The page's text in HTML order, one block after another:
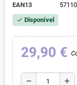
EAN13
check Disponível
29,90 €
remove add